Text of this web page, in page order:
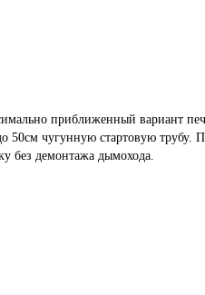
приближенный вариант
чугунную стартовую трубу.
без демонтажа дымохода.